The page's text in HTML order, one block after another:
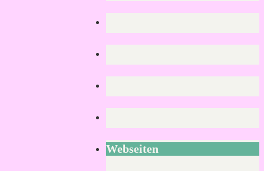
Webseiten